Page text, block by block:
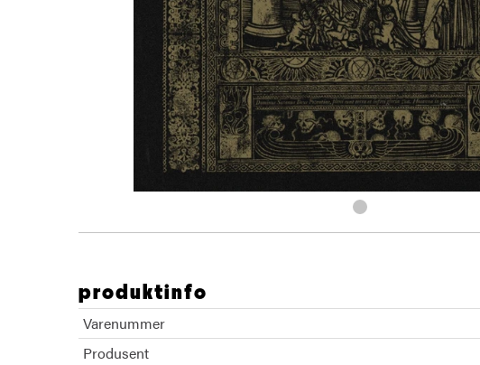
produktinfo
Varenummer
Produsent